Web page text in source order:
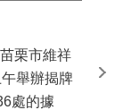
栗市維祥
舉辦揭牌
處的據
苗